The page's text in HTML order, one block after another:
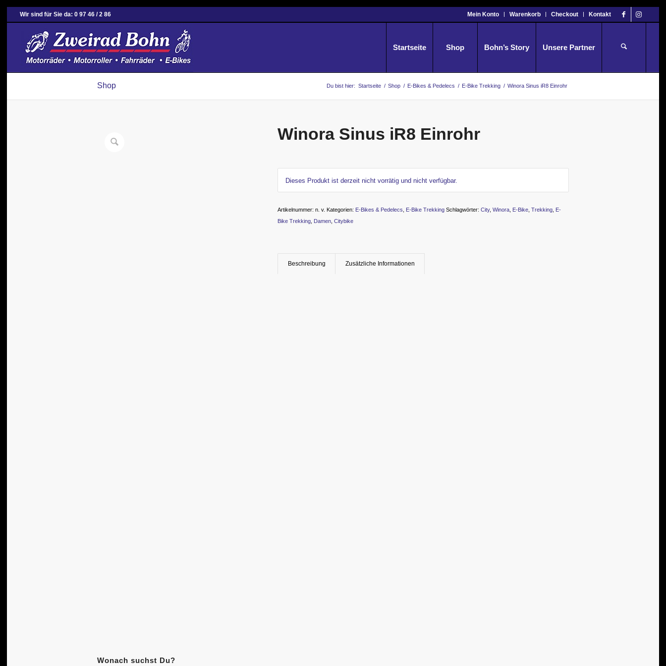
Mein Konto Warenkorb Checkout Kontakt
Wir sind für Sie da: 0 97 46 / 2 86
Startseite Shop Bohn’s Story Unsere Partner
Shop Du bist hier: Startseite / Shop / E-Bikes & Pedelecs / E-Bike Trekking / Winora Sinus iR8 Einrohr
Wonach suchst Du?
Winora Sinus iR8 Einrohr
Dieses Produkt ist derzeit nicht vorrätig und nicht verfügbar.
Artikelnummer:n. v. Kategorien: E-Bikes & Pedelecs E-Bike Trekking Schlagwörter:City,Winora E-Bike ,Trekking E-
Bike Trekking Damen ,Citybike
Beschreibung Zusätzliche Informationen